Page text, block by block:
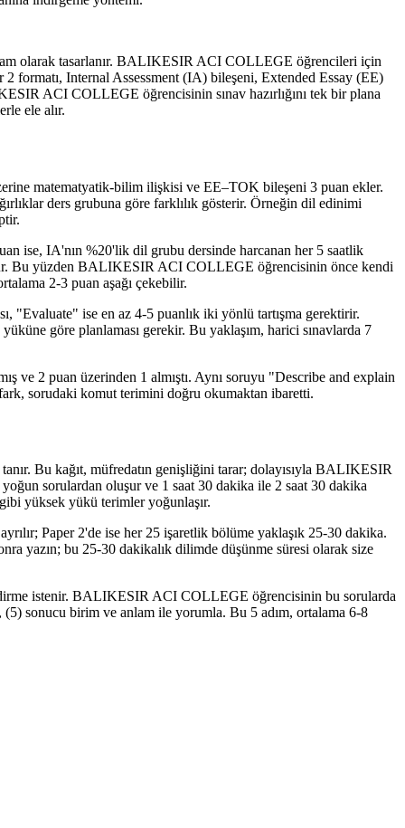
olarak tasarlanır. BALIKESIR ACI COLLEGE öğrencileri için
2 formatı, Internal Assessment (IA) bileşeni, Extended Essay (EE)
ACI COLLEGE öğrencisinin sınav hazırlığını tek bir plana
ele alır.
matematyatik-bilim ilişkisi ve EE–TOK bileşeni 3 puan ekler.
ders grubuna göre farklılık gösterir. Örneğin dil edinimi
ise, IA'nın %20'lik dil grubu dersinde harcanan her 5 saatlik
Bu yüzden BALIKESIR ACI COLLEGE öğrencisinin önce kendi
2-3 puan aşağı çekebilir.
"Evaluate" ise en az 4-5 puanlık iki yönlü tartışma gerektirir.
göre planlaması gerekir. Bu yaklaşım, harici sınavlarda 7
ve 2 puan üzerinden 1 almıştı. Aynı soruyu "Describe and explain
sorudaki komut terimini doğru okumaktan ibaretti.
Bu kağıt, müfredatın genişliğini tarar; dolayısıyla BALIKESIR
sorulardan oluşur ve 1 saat 30 dakika ile 2 saat 30 dakika
yüksek yükü terimler yoğunlaşır.
Paper 2'de ise her 25 işaretlik bölüme yaklaşık 25-30 dakika.
yazın; bu 25-30 dakikalık dilimde düşünme süresi olarak size
istenir. BALIKESIR ACI COLLEGE öğrencisinin bu sorularda
sonucu birim ve anlam ile yorumla. Bu 5 adım, ortalama 6-8